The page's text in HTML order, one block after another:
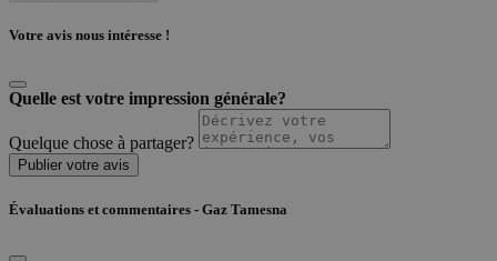
Votre avis nous intéresse !
Quelle est votre impression générale?
Quelque chose à partager?
Publier votre avis
Évaluations et commentaires - Gaz Tamesna